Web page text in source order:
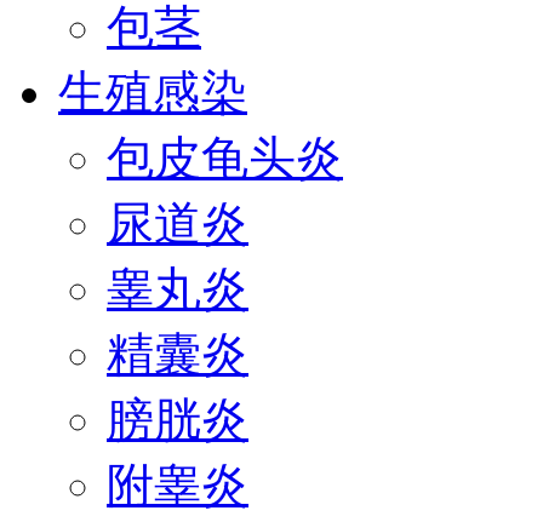
包茎
生殖感染
包皮龟头炎
尿道炎
睾丸炎
精囊炎
膀胱炎
附睾炎